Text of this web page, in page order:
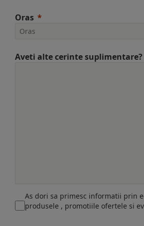
Oras
Aveti alte cerinte suplimentare?
As dori sa primesc informatii prin
produsele , promotiile ofertele si